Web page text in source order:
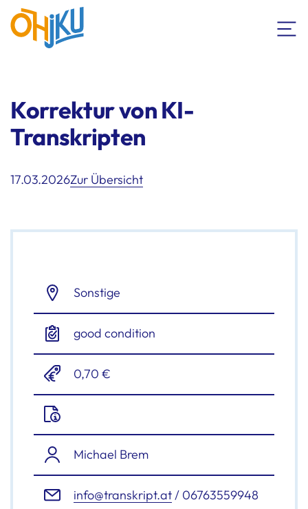
Korrektur von KI-
Transkripten
17.03.2026Zur Übersicht
Sonstige
good condition
0,70 €
Michael Brem
info@transkript.at/ 06763559948